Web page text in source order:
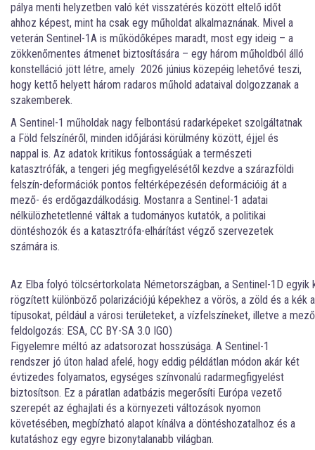
pálya menti helyzetben való két visszatérés között eltelő időt
ahhoz képest, mint ha csak egy műholdat alkalmaznának. Mivel a
veterán Sentinel-1A is működőképes maradt, most egy ideig – a
zökkenőmentes átmenet biztosítására – egy három műholdból álló
konstelláció jött létre, amely 2026 június közepéig lehetővé teszi,
hogy kettő helyett három radaros műhold adataival dolgozzanak a
szakemberek.
A Sentinel-1 műholdak nagy felbontású radarképeket szolgáltatnak
a Föld felszínéről, minden időjárási körülmény között, éjjel és
nappal is. Az adatok kritikus fontosságúak a természeti
katasztrófák, a tengeri jég megfigyelésétől kezdve a szárazföldi
felszín-deformációk pontos feltérképezésén deformációig át a
mező- és erdőgazdálkodásig. Mostanra a Sentinel-1 adatai
nélkülözhetetlenné váltak a tudományos kutatók, a politikai
döntéshozók és a katasztrófa-elhárítást végző szervezetek
számára is.
Az Elba folyó tölcsértorkolata Németországban, a Sentinel-1D
rögzített különböző polarizációjú képekhez a vörös, a zöld és a
típusokat, például a városi területeket, a vízfelszíneket, illetve a
feldolgozás: ESA, CC BY-SA 3.0 IGO)
Figyelemre méltó az adatsorozat hosszúsága. A Sentinel-1
rendszer jó úton halad afelé, hogy eddig példátlan módon akár két
évtizedes folyamatos, egységes színvonalú radarmegfigyelést
biztosítson. Ez a páratlan adatbázis megerősíti Európa vezető
szerepét az éghajlati és a környezeti változások nyomon
követésében, megbízható alapot kínálva a döntéshozatalhoz és a
kutatáshoz egy egyre bizonytalanabb világban.